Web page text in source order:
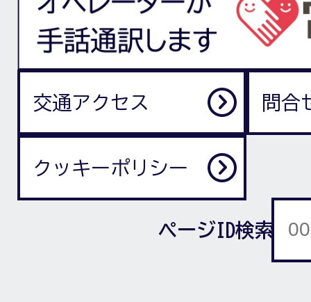
交通アクセス 問合
クッキーポリシー
ページID検索